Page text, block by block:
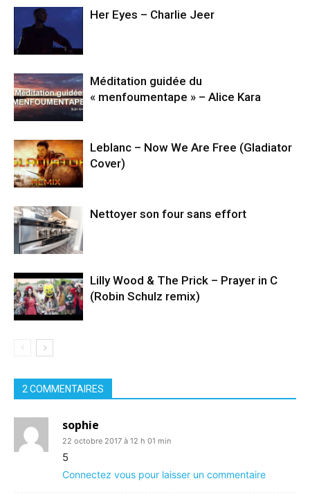
Her Eyes – Charlie Jeer
Méditation guidée du
« menfoumentape » – Alice Kara
Leblanc – Now We Are Free (Gladiator
Cover)
Nettoyer son four sans effort
Lilly Wood & The Prick – Prayer in C
(Robin Schulz remix)
2 COMMENTAIRES
sophie
22 octobre 2017 à 12 h 01 min
5
Connectez vous pour laisser un commentaire